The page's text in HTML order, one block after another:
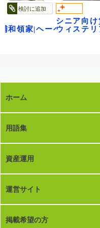
～
検討に追加
和領家|ヘーベルヴィレ
シニア向け
ウィステリ
ホーム
用語集
資産運用
運営サイト
掲載希望の方